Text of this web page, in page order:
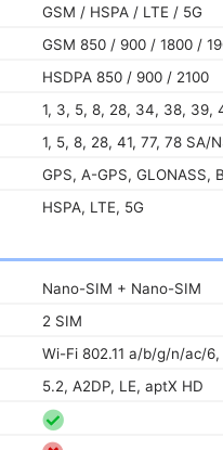
GSM / HSPA / LTE / 5G
GSM 850 / 900 / 1800 /
HSDPA 850 / 900 / 2100
1, 3, 5, 8, 28, 34, 38, 39,
1, 5, 8, 28, 41, 77, 78 SA/
GPS, A-GPS, GLONASS,
HSPA, LTE, 5G
Nano-SIM + Nano-SIM
2 SIM
Wi-Fi 802.11 a/b/g/n/ac/
5.2, A2DP, LE, aptX HD